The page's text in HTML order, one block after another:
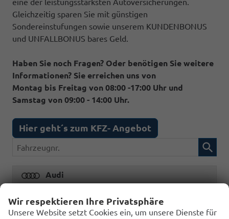
eine der leistungsstärksten Autoversicherungen.
Gleichzeitig sparen Sie mit günstigen
Sondereinstufungen sowie unserem KUNDENBONUS
und UNFALLBONUS bares Geld.
Haben Sie noch Fragen? Oder benötigen Sie weitere
Informationen? Sie erreichen uns von
Montag bis Freitag von 08:00 -17:00 Uhr und
Samstag von 09:00 - 14:00 Uhr.
Hier geht´s zum KFZ- Angebot
Fahrzeugnr.
Audi
Hyundai
Wir respektieren Ihre Privatsphäre
Unsere Website setzt Cookies ein, um unsere Dienste für